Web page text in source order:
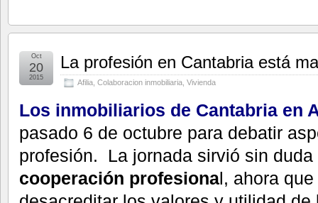
La profesión en Cantabria está
Afilia, Colaboracion inmobiliaria, Vivienda
Oct
20
2015
Los inmobiliarios de Cantabria en
pasado 6 de octubre para debatir
profesión. La jornada sirvió sin duda
cooperación profesional, ahora